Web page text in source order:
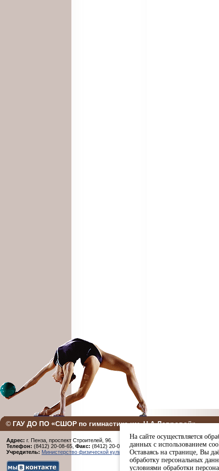
© ГАУ ДО ПО «СШОР по гимнастике им. Н.А Лавровой»
Адрес: г. Пенза, проспект Строителей, 96.
Телефон: (8412) 20-08-65, Факс: (8412) 20-08-65
Учредитель: Министерство физической культуры и спорта Пензенской области
На сайте осуществляется
данных с использованием
Оставаясь на странице, Вы
обработку персональных
условиями обработки